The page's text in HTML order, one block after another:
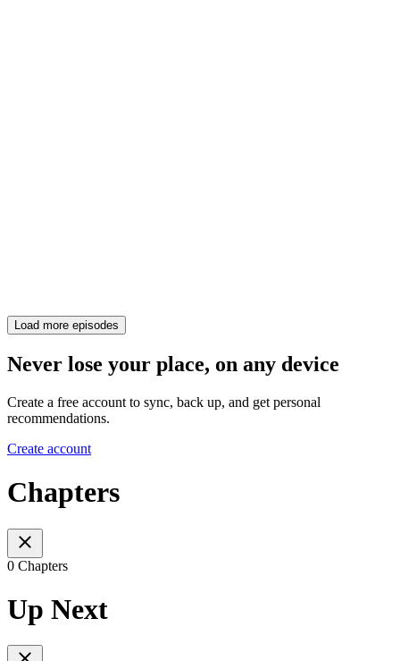
Load more episodes
Never lose your place, on any device
Create a free account to sync, back up, and get personal
recommendations.
Create account
Chapters
0 Chapters
Up Next